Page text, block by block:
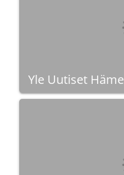
Yle Uutiset Häme